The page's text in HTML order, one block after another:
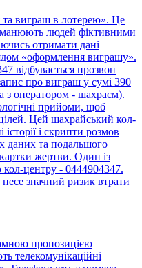
виграш в лотерею». Це
людей фіктивними
отримати дані
«оформлення виграшу».
відбувається прозвон
про виграш у сумі 390
з оператором - шахраєм).
прийоми, щоб
Цей шахрайський кол-
і скрипти розмов
даних та подальшого
жертви. Один із
кол-центру - 0444904347.
значний ризик втрати
пропозицією
телекомунікаційні